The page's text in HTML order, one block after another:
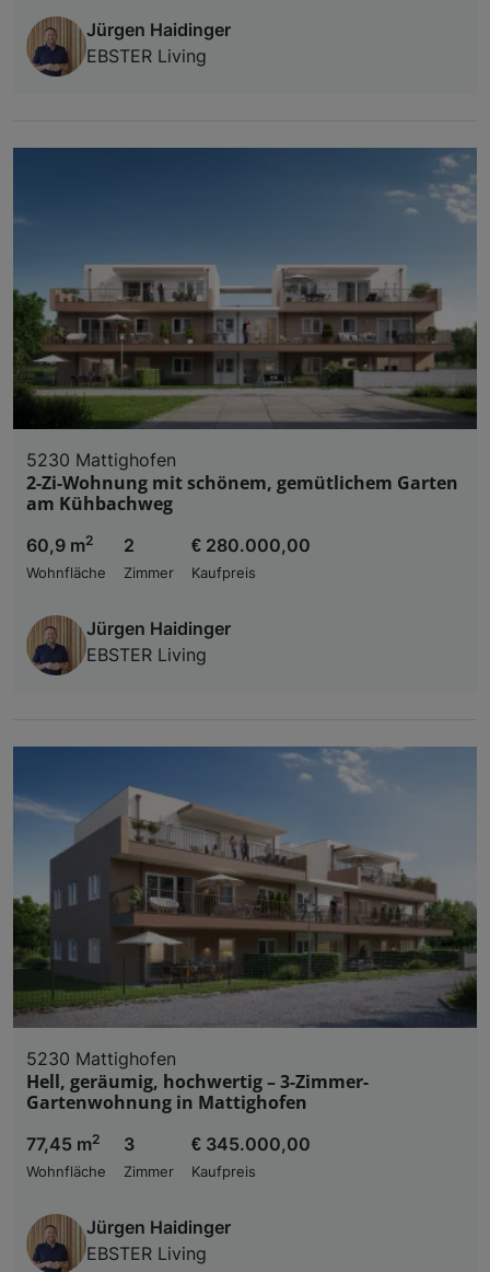
Jürgen Haidinger
EBSTER Living
5230 Mattighofen
2-Zi-Wohnung mit schönem, gemütlichem Garten
am Kühbachweg
60,9 m2
Wohnfläche
2
Zimmer
€ 280.000,00
Kaufpreis
Jürgen Haidinger
EBSTER Living
5230 Mattighofen
Hell, geräumig, hochwertig – 3-Zimmer-
Gartenwohnung in Mattighofen
77,45 m2
Wohnfläche
3
Zimmer
€ 345.000,00
Kaufpreis
Jürgen Haidinger
EBSTER Living